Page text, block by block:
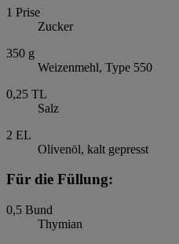
1 Prise
Zucker
350 g
Weizenmehl, Type 550
0,25 TL
Salz
2 EL
Olivenöl, kalt gepresst
Für die Füllung:
0,5 Bund
Thymian